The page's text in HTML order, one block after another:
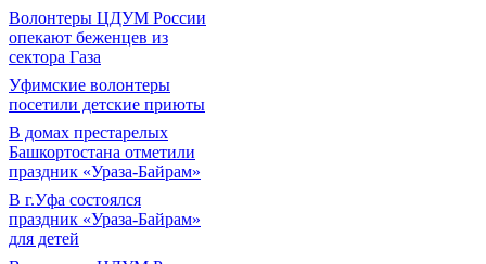
Волонтеры ЦДУМ России
опекают беженцев из
сектора Газа
Уфимские волонтеры
посетили детские приюты
В домах престарелых
Башкортостана отметили
праздник «Ураза-Байрам»
В г.Уфа состоялся
праздник «Ураза-Байрам»
для детей